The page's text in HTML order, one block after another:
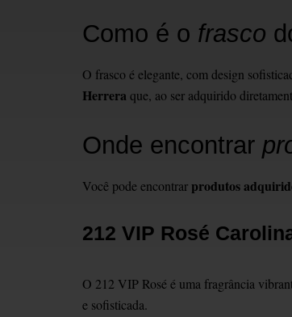
Como é o frasco
O frasco é elegante, com design
Herrera que, ao ser adquirido
Onde encontrar
Você pode encontrar produtos
212 VIP Rosé
O 212 VIP Rosé é uma fragrância
e sofisticada.